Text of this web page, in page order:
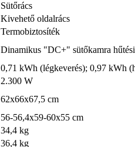
Sütőrács
Kivehető oldalrács
Termobiztosíték
Dinamikus "DC+" sütőkamra
0,71 kWh (légkeverés); 0,97 kWh
2.300 W
62x66x67,5 cm
56-56,4x59-60x55 cm
34,4 kg
36,4 kg